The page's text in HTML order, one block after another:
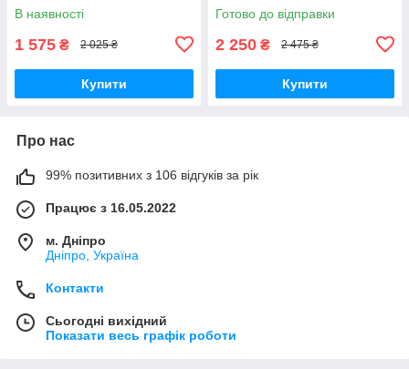
В наявності
1 575 ₴ 2 025 ₴
Купити
Готово до відправки
2 250 ₴ 2 475 ₴
Купити
Про нас
99% позитивних з 106 відгуків за рік
Працює з 16.05.2022
м. Дніпро
Дніпро, Україна
Контакти
Сьогодні вихідний
Показати весь графік роботи